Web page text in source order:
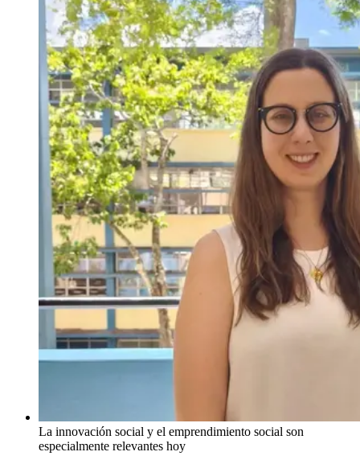
La innovación social y el emprendimiento social son
especialmente relevantes hoy